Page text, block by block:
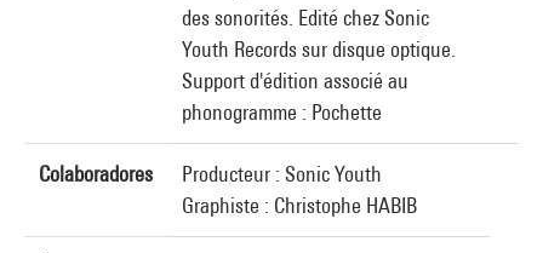
des sonorités. Edité chez Sonic
Youth Records sur disque optique.
Support d'édition associé au
phonogramme : Pochette
Colaboradores
Producteur : Sonic Youth
Graphiste : Christophe HABIB